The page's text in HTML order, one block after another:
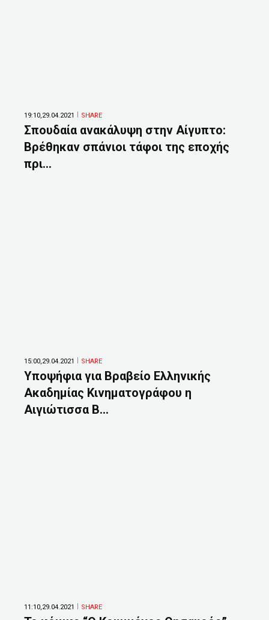
19:10,29.04.2021 SHARE
Σπουδαία ανακάλυψη στην Αίγυπτο:
Βρέθηκαν σπάνιοι τάφοι της εποχής
πρι...
15:00,29.04.2021 SHARE
Υποψήφια για Βραβείο Ελληνικής
Ακαδημίας Κινηματογράφου η
Αιγιώτισσα Β...
11:10,29.04.2021 SHARE